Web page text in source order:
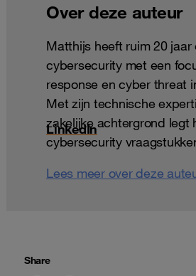
Over deze auteur
Matthijs heeft ruim 20 jaar
cybersecurity met een
response en cyber threat
Met zijn technische
zakelijke achtergrond legt
cybersecurity
management en de raad
spreker.
LinkedIn
Lees meer over deze
Share